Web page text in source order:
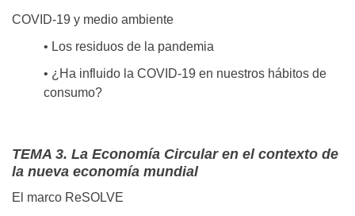
COVID-19 y medio ambiente
• Los residuos de la pandemia
• ¿Ha influido la COVID-19 en nuestros hábitos de
consumo?
TEMA 3. La Economía Circular en el contexto de
la nueva economía mundial
El marco ReSOLVE